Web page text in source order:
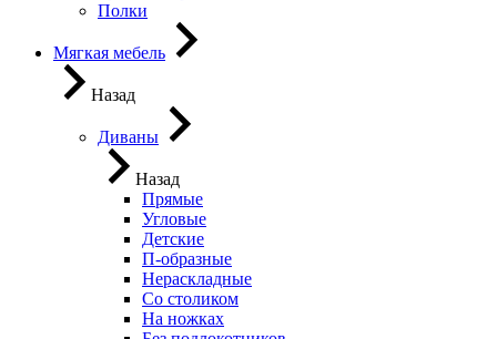
Полки
Мягкая мебель
Назад
Диваны
Назад
Прямые
Угловые
Детские
П-образные
Нераскладные
Со столиком
На ножках